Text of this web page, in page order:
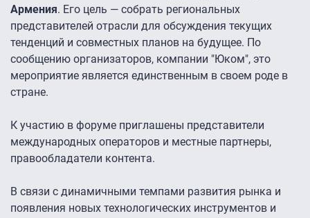
Армения. Его цель — собрать региональных
представителей отрасли для обсуждения текущих
тенденций и совместных планов на будущее. По
сообщению организаторов, компании "Юком", это
мероприятие является единственным в своем роде в
стране.
К участию в форуме приглашены представители
международных операторов и местные партнеры,
правообладатели контента.
В связи с динамичными темпами развития рынка и
появления новых технологических инструментов и